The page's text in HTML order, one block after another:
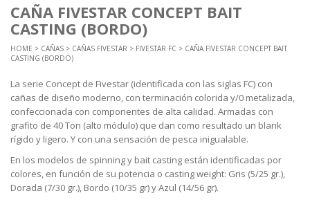
CAÑA FIVESTAR CONCEPT BAIT
CASTING (BORDO)
HOME > CAÑAS > CAÑAS FIVESTAR > FIVESTAR FC > CAÑA FIVESTAR CONCEPT BAIT
CASTING (BORDO)
La serie Concept de Fivestar (identificada con las siglas FC) con
cañas de diseño moderno, con terminación colorida y/0 metalizada,
confeccionada con componentes de alta calidad. Armadas con
grafito de 40 Ton (alto módulo) que dan como resultado un blank
rígido y ligero. Y con una sensación de pesca inigualable.
En los modelos de spinning y bait casting están identificadas por
colores, en función de su potencia o casting weight: Gris (5/25 gr.),
Dorada (7/30 gr.), Bordo (10/35 gr) y Azul (14/56 gr).